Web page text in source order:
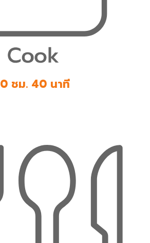
0 ชม. 40 นาที